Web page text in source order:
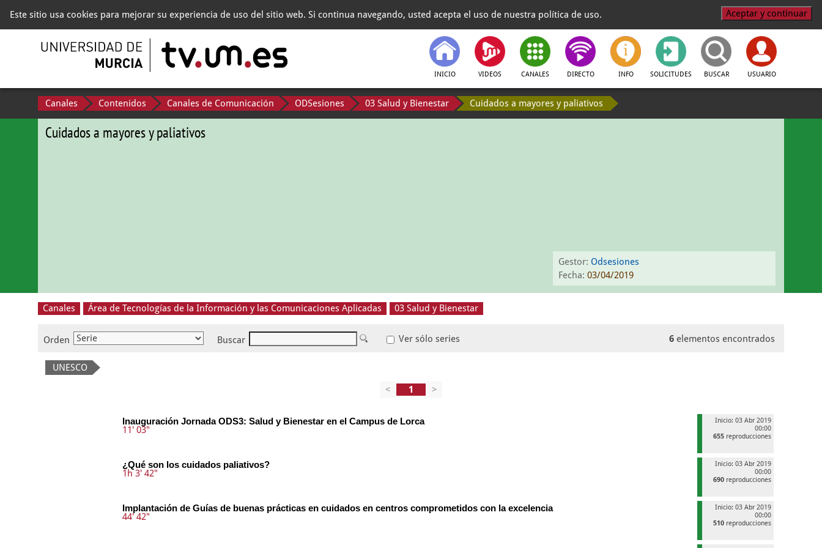
Este sitio usa cookies para mejorar su experiencia de uso del sitio web. Si continua navegando, usted acepta el uso de nuestra política de uso. Aceptar y continuar
INICIO VIDEOS CANALES DIRECTO INFO SOLICITUDES BUSCAR USUARIO
Canales Contenidos Canales de Comunicación ODSesiones 03 Salud y Bienestar Cuidados a mayores y paliativos
Gestor: Odsesiones
Fecha: 03/04/2019
Cuidados a mayores y paliativos
Canales Área de Tecnologías de la Información y las Comunicaciones Aplicadas 03 Salud y Bienestar
Orden Buscar Ver sólo series 6 elementos encontrados
UNESCO
<
>
Inicio: 03 Abr 2019
00:00
655 reproducciones
Inauguración Jornada ODS3: Salud y Bienestar en el Campus de Lorca
11' 03"
Inicio: 03 Abr 2019
00:00
690 reproducciones
¿Qué son los cuidados paliativos?
1h 3' 42"
Inicio: 03 Abr 2019
00:00
510 reproducciones
Implantación de Guías de buenas prácticas en cuidados en centros comprometidos con la excelencia
44' 42"